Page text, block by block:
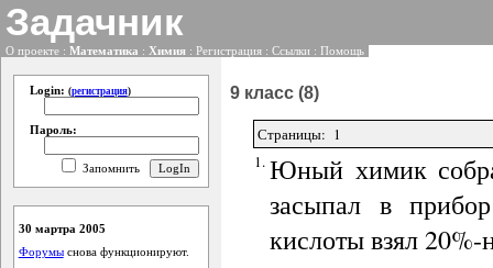
Задачник
О проекте : Математика : Химия : Регистрация : Ссылки : Помощь
Login: (регистрация)
Пароль:
Запомнить
30 мартра 2005
Форумыснова функционируют.
9 класс (8)
Страницы: 1
1. Юный химик
засыпал в
кислоты взял